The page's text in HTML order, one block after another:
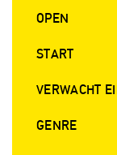
OPEN
START
VERWACHT
GENRE